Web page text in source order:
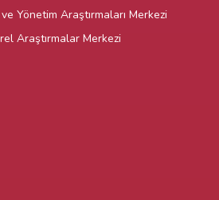
Yönetim Araştırmaları Merkezi
Araştırmalar Merkezi